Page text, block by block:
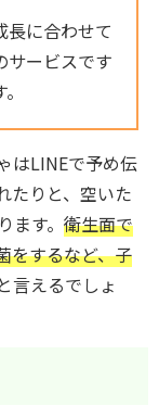
長に合わせて
サービスです
はLINEで予め伝
たりと、空いた
す。 衛生面で
をするなど、子
と言えるでしょ